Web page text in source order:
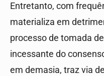
Entretanto, com
materializa em
processo de tomada
incessante do
em demasia, traz via